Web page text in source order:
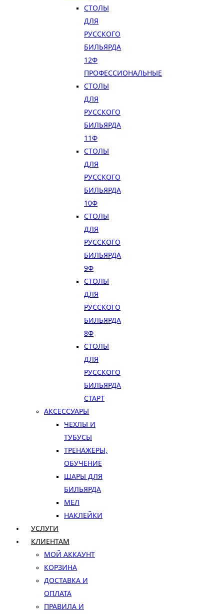
СТОЛЫ
ДЛЯ
РУССКОГО
БИЛЬЯРДА
12Ф
ПРОФЕССИОНАЛЬНЫЕ
СТОЛЫ
ДЛЯ
РУССКОГО
БИЛЬЯРДА
11Ф
СТОЛЫ
ДЛЯ
РУССКОГО
БИЛЬЯРДА
10Ф
СТОЛЫ
ДЛЯ
РУССКОГО
БИЛЬЯРДА
9Ф
СТОЛЫ
ДЛЯ
РУССКОГО
БИЛЬЯРДА
8Ф
СТОЛЫ
ДЛЯ
РУССКОГО
БИЛЬЯРДА
СТАРТ
АКСЕССУАРЫ
ЧЕХЛЫ И
ТУБУСЫ
ТРЕНАЖЕРЫ,
ОБУЧЕНИЕ
ШАРЫ ДЛЯ
БИЛЬЯРДА
МЕЛ
НАКЛЕЙКИ
УСЛУГИ
КЛИЕНТАМ
МОЙ АККАУНТ
КОРЗИНА
ДОСТАВКА И
ОПЛАТА
ПРАВИЛА И